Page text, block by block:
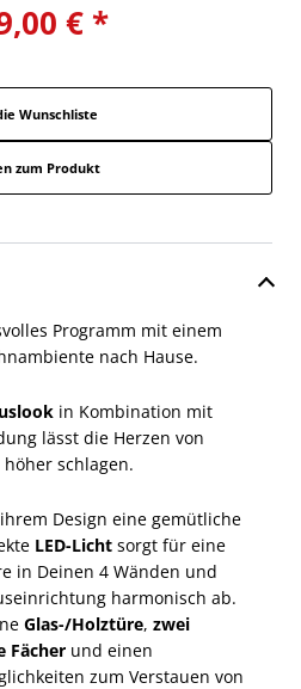
€ *
Wunschliste
zum Produkt
Programm mit einem
nach Hause.
in Kombination mit
lässt die Herzen von
schlagen.
Design eine gemütliche
LED-Licht sorgt für eine
in Deinen 4 Wänden und
harmonisch ab.
Glas-/Holztüre, zwei
Fächer und einen
zum Verstauen von